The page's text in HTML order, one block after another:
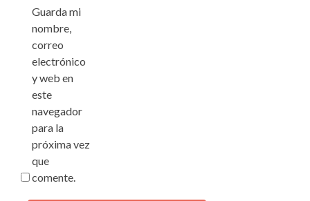
Guarda mi
nombre,
correo
electrónico
y web en
este
navegador
para la
próxima vez
que
comente.